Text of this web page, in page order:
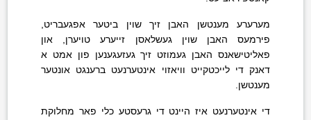
מערערע מענטשן האבן זיך שוין ביטער אפגעבריט,
פירמעס האבן שוין געשלאסן זייערע טויערן, און
פאליטישאנס האבן געמוזט זיך געזעגענען פון אמט א
דאנק די לייכטקייט וויאזוי אינטערנעט ברענגט אונטער
מענטשן.
די אינטערנעט איז היינט די גרעסטע כלי פאר מחלוקת